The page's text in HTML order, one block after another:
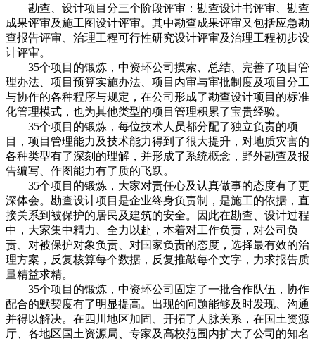
勘查、设计项目分三个阶段评审：勘查设计书评审、勘查
成果评审及施工图设计评审。其中勘查成果评审又包括应急勘
查报告评审、治理工程可行性研究设计评审及治理工程初步设
计评审。
35个项目的锻炼，中资环公司摸索、总结、完善了项目管
理办法、项目预算实施办法、项目内审与审批制度及项目分工
与协作的各种程序与规定，在公司形成了勘查设计项目的标准
化管理模式，也为其他类型的项目管理积累了宝贵经验。
35个项目的锻炼，每位技术人员都分配了独立负责的项
目，项目管理能力及技术能力得到了很大提升，对地质灾害的
各种类型有了深刻的理解，并形成了系统概念，野外勘查及报
告编写、作图能力有了质的飞跃。
35个项目的锻炼，大家对责任心及认真做事的态度有了更
深体会。勘查设计项目是企业终身负责制，是施工的依据，直
接关系到被保护的居民及建筑的安全。因此在勘查、设计过程
中，大家集中精力、全力以赴，本着对工作负责，对公司负
责、对被保护对象负责、对国家负责的态度，选择最有效的治
理方案，反复核算每个数据，反复推敲每个文字，力求报告质
量精益求精。
35个项目的锻炼，中资环公司固定了一批合作队伍，协作
配合的默契度有了明显提高。出现的问题能够及时发现、沟通
并得以解决。在四川地区加固、开拓了人脉关系，在国土资源
厅、各地区国土资源局、专家及高校范围内扩大了公司的知名